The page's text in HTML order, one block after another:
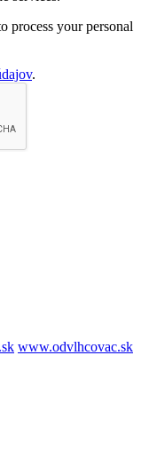
process your personal
.
www.odvlhcovac.sk